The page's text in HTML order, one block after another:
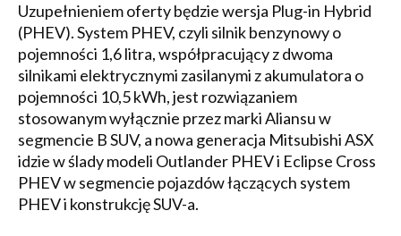
Uzupełnieniem oferty będzie wersja Plug-in Hybrid
(PHEV). System PHEV, czyli silnik benzynowy o
pojemności 1,6 litra, współpracujący z dwoma
silnikami elektrycznymi zasilanymi z akumulatora o
pojemności 10,5 kWh, jest rozwiązaniem
stosowanym wyłącznie przez marki Aliansu w
segmencie B SUV, a nowa generacja Mitsubishi ASX
idzie w ślady modeli Outlander PHEV i Eclipse Cross
PHEV w segmencie pojazdów łączących system
PHEV i konstrukcję SUV-a.